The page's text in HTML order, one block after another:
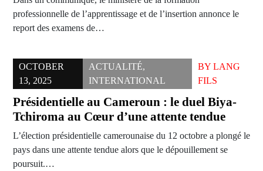
professionnelle de l’apprentissage et de l’insertion annonce le
report des examens de…
OCTOBER
13, 2025
ACTUALITÉ,
INTERNATIONAL
BYLANG
FILS
Présidentielle au Cameroun : le duel Biya-
Tchiroma au Cœur d’une attente tendue
L’élection présidentielle camerounaise du 12 octobre a plongé le
pays dans une attente tendue alors que le dépouillement se
poursuit.…